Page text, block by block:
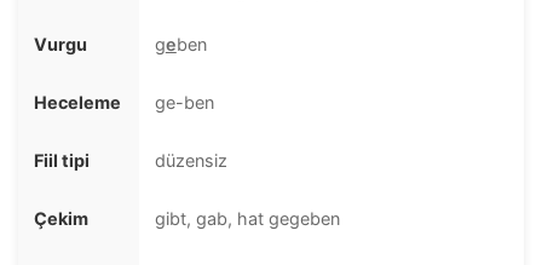
Vurgu geben
Heceleme ge-ben
Fiil tipi düzensiz
Çekim gibt, gab, hat gegeben